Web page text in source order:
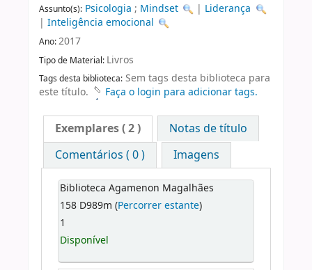
Assunto(s): Psicologia ; Mindset | Liderança
| Inteligência emocional
Ano:2017
Tipo de Material: Livros
Tags desta biblioteca: Sem tags desta biblioteca para
este título.
Faça o login para adicionar tags.
Exemplares( 2 )
Notas de título
Comentários ( 0 )
Imagens
Biblioteca Agamenon Magalhães
158 D989m (Percorrer estante)
1
Disponível